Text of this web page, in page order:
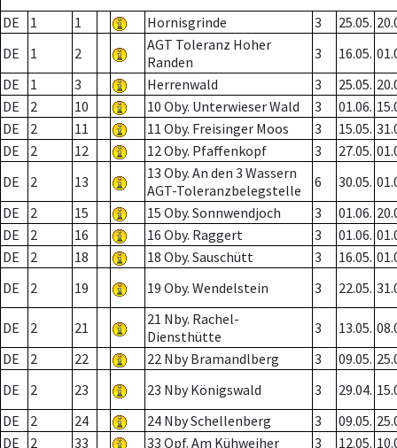
DE 1 1 Hornisgrinde 3 25.05.
DE
1 2
AGT Toleranz Hoher
Randen
3 16.05.
DE
1 3 Herrenwald 3 25.05.
DE
2 10 10 Oby. Unterwieser Wald 3 01.06.
DE
2 11 11 Oby. Freisinger Moos 3 15.05.
DE
2 12 12 Oby. Pfaffenkopf 3 27.05.
DE
2 13
13 Oby. An den 3 Wassern
AGT-Toleranzbelegstelle
6 30.05.
DE
2 15 15 Oby. Sonnwendjoch 3 01.06.
DE
2 16 16 Oby. Raggert 3 01.06.
DE
2 18 18 Oby. Sauschütt 3 16.05.
DE
2 19 19 Oby. Wendelstein 3 22.05.
DE 2 21
21 Nby. Rachel-
Diensthütte
3 13.05.
DE
2 22 22 Nby Bramandlberg 3 09.05.
DE
2 23 23 Nby Königswald 3 29.04.
DE
2 24 24 Nby Schellenberg 3 09.05.
DE
2 33 33 Opf. Am Kühweiher 3 12.05.